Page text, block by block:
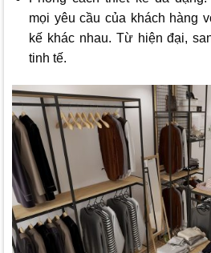
mọi yêu cầu của khách hàng
kế khác nhau. Từ hiện đại,
tinh tế.